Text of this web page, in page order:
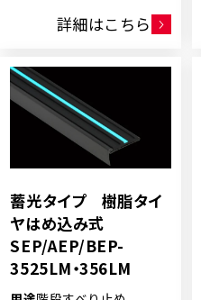
詳細はこちら
蓄光タイプ 樹脂タイ
ヤはめ込み式
SEP/AEP/BEP-
3525LM・356LM